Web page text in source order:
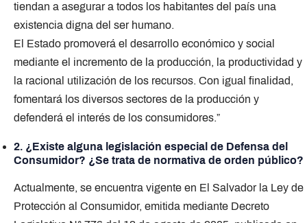
tiendan a asegurar a todos los habitantes del país una
existencia digna del ser humano.
El Estado promoverá el desarrollo económico y social
mediante el incremento de la producción, la productividad y
la racional utilización de los recursos. Con igual finalidad,
fomentará los diversos sectores de la producción y
defenderá el interés de los consumidores.”
2. ¿Existe alguna legislación especial de Defensa del
Consumidor? ¿Se trata de normativa de orden público?
Actualmente, se encuentra vigente en El Salvador la Ley de
Protección al Consumidor, emitida mediante Decreto